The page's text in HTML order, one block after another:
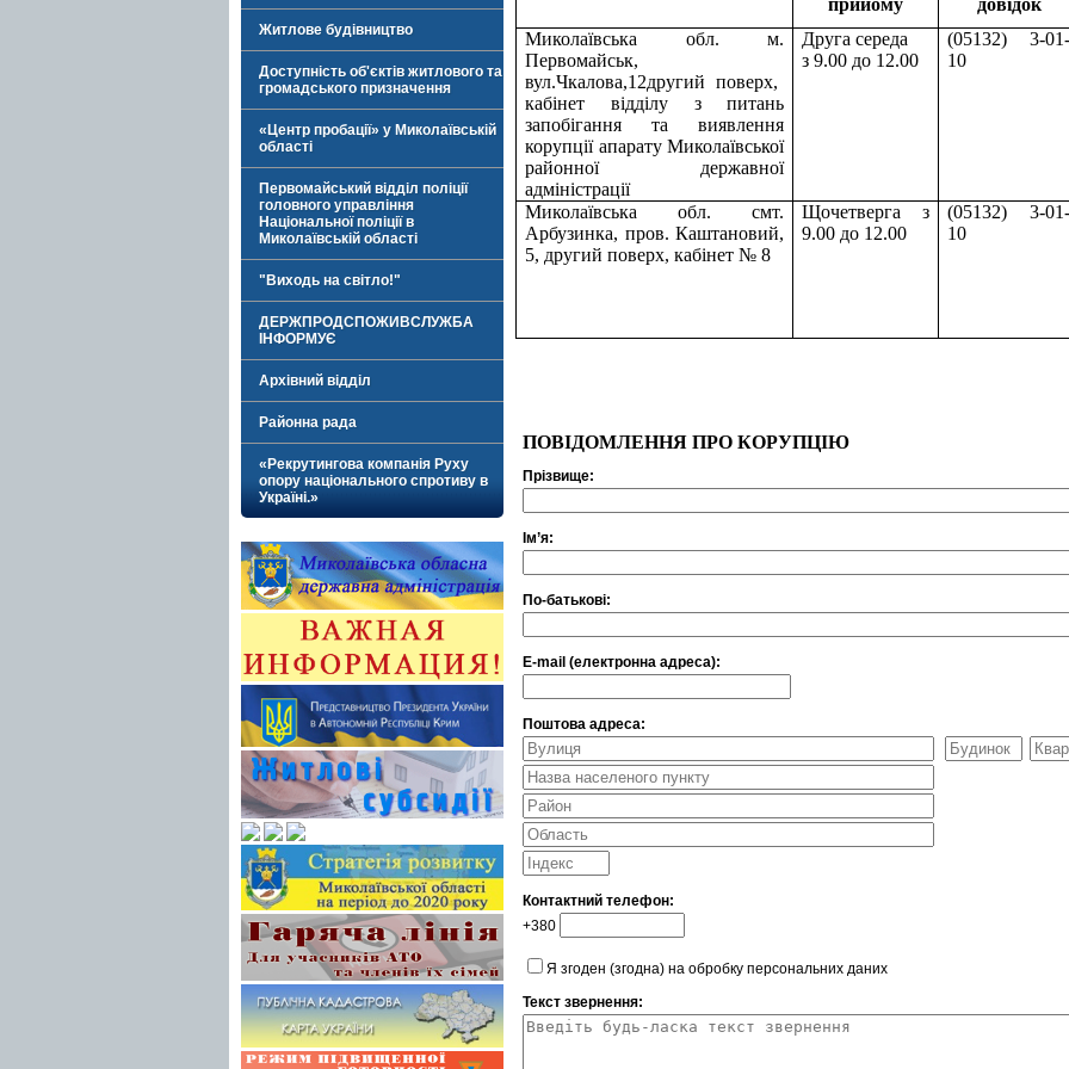
Житлове будівництво
Доступність об'єктів житлового та
громадського призначення
«Центр пробації» у Миколаївській
області
Первомайський відділ поліції
головного управління
Національної поліції в
Миколаївській області
"Виходь на світло!"
ДЕРЖПРОДСПОЖИВСЛУЖБА
ІНФОРМУЄ
Архівний відділ
Районна рада
«Рекрутингова компанія Руху
опору національного спротиву в
Україні.»
прийому
довідок
Миколаївська обл.
м.
Первомайськ,
вул.Чкалова,12другий поверх,
кабінетвідділу з питань
запобігання та виявлення
корупції апарату Миколаївської
районної державної
адміністрації
Друга середа
з 9.00 до 12.00
(05132) 3-
10
Миколаївська обл. смт.
Арбузинка, пров. Каштановий,
5, другий поверх, кабінет № 8
Щочетверга з
9.00 до 12.00
(05132) 3-
10
ПОВІДОМЛЕННЯ ПРО КОРУПЦІЮ
Прізвище:
Ім’я:
По-батькові:
E-mail (електронна адреса):
Поштова адреса:
Контактний телефон:
+380
Я згоден (згодна) на обробку персональних даних
Текст звернення: